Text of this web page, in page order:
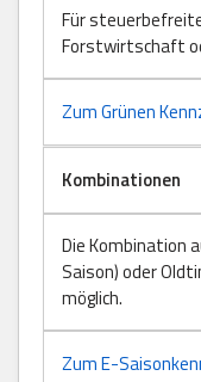
Für
Forstwirtschaft
Zum Grünen
Kombinationen
Die Kombination
Saison) oder
möglich.
Zum E-